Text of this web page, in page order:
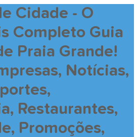
Cidade - O
Completo Guia
Praia Grande!
Notícias,
Restaurantes,
Promoções,